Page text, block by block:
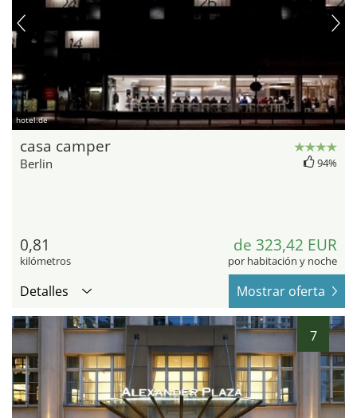
hotel.de
casa camper
Berlin 94%
0,81
kilómetros
de 323,42 EUR
por habitación y noche
Detalles Mostrar oferta
7